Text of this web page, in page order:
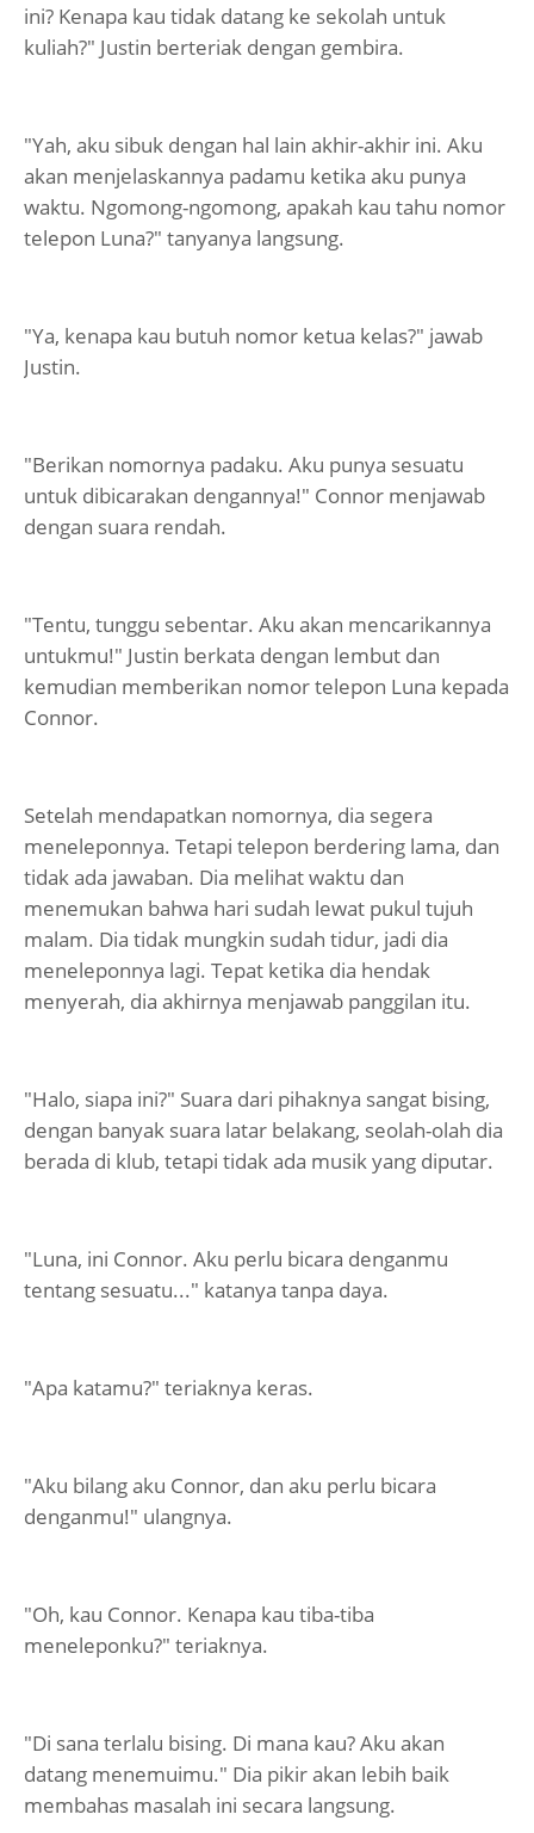
ini? Kenapa kau tidak datang ke sekolah untuk
kuliah?" Justin berteriak dengan gembira.
"Yah, aku sibuk dengan hal lain akhir-akhir ini. Aku
akan menjelaskannya padamu ketika aku punya
waktu. Ngomong-ngomong, apakah kau tahu nomor
telepon Luna?" tanyanya langsung.
"Ya, kenapa kau butuh nomor ketua kelas?" jawab
Justin.
"Berikan nomornya padaku. Aku punya sesuatu
untuk dibicarakan dengannya!" Connor menjawab
dengan suara rendah.
"Tentu, tunggu sebentar. Aku akan mencarikannya
untukmu!" Justin berkata dengan lembut dan
kemudian memberikan nomor telepon Luna kepada
Connor.
Setelah mendapatkan nomornya, dia segera
meneleponnya. Tetapi telepon berdering lama, dan
tidak ada jawaban. Dia melihat waktu dan
menemukan bahwa hari sudah lewat pukul tujuh
malam. Dia tidak mungkin sudah tidur, jadi dia
meneleponnya lagi. Tepat ketika dia hendak
menyerah, dia akhirnya menjawab panggilan itu.
"Halo, siapa ini?" Suara dari pihaknya sangat bising,
dengan banyak suara latar belakang, seolah-olah dia
berada di klub, tetapi tidak ada musik yang diputar.
"Luna, ini Connor. Aku perlu bicara denganmu
tentang sesuatu..." katanya tanpa daya.
"Apa katamu?" teriaknya keras.
"Aku bilang aku Connor, dan aku perlu bicara
denganmu!" ulangnya.
"Oh, kau Connor. Kenapa kau tiba-tiba
meneleponku?" teriaknya.
"Di sana terlalu bising. Di mana kau? Aku akan
datang menemuimu." Dia pikir akan lebih baik
membahas masalah ini secara langsung.